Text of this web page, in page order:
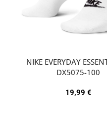
NIKE EVERYDAY
DX5075-100
19,99 €